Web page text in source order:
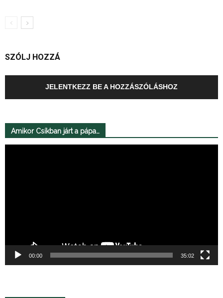
SZÓLJ HOZZÁ
JELENTKEZZ BE A HOZZÁSZÓLÁSHOZ
Amikor Csíkban járt a pápa…
00:00 35:02